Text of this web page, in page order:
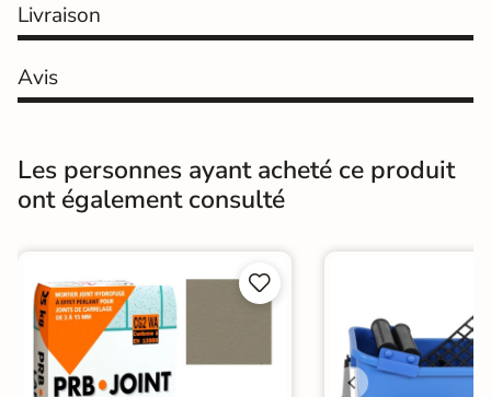
Coefficient
antidérapant
Résistance à
l'usure
Gr4 - Très résistant
Bords rectifié
Finition Mate
Surface Antidérapante
Résistant au Gel
Livraison
Avis
Les personnes ayant acheté ce produit
ont également consulté

